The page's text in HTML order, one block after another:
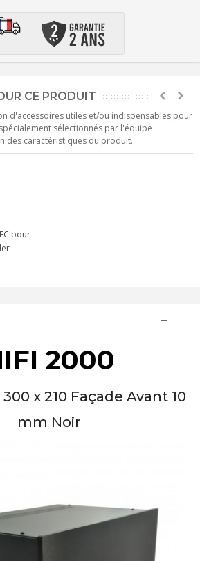
CE PRODUIT
d'accessoires utiles et/ou indispensables pour
sélectionnés par l'équipe
des caractéristiques du produit.
pour
2000
x 210 Façade Avant 10
mm Noir